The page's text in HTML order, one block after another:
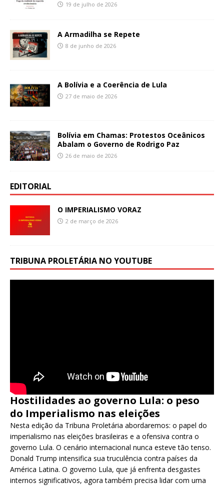
19 de julho de 2026
A Armadilha se Repete
8 de junho de 2026
A Bolívia e a Coerência de Lula
27 de maio de 2026
Bolívia em Chamas: Protestos Oceânicos
Abalam o Governo de Rodrigo Paz
26 de maio de 2026
EDITORIAL
O IMPERIALISMO VORAZ
2 de março de 2026
TRIBUNA PROLETÁRIA NO YOUTUBE
Hostilidades ao governo Lula: o peso
do Imperialismo nas eleições
Nesta edição da Tribuna Proletária abordaremos: o papel do
imperialismo nas eleições brasileiras e a ofensiva contra o
governo Lula. O cenário internacional nunca esteve tão tenso.
Donald Trump intensifica sua truculência contra países da
América Latina. O governo Lula, que já enfrenta desgastes
internos significativos, agora também precisa lidar com uma